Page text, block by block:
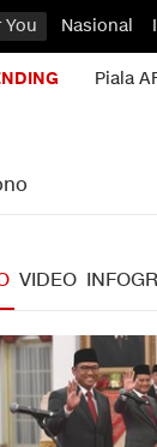
You Nasional
Piala
VIDEO